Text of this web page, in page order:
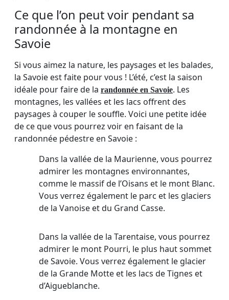
Ce que l’on peut voir pendant sa
randonnée à la montagne en
Savoie
Si vous aimez la nature, les paysages et les balades,
la Savoie est faite pour vous ! L’été, c’est la saison
idéale pour faire de la randonnée en Savoie. Les
montagnes, les vallées et les lacs offrent des
paysages à couper le souffle. Voici une petite idée
de ce que vous pourrez voir en faisant de la
randonnée pédestre en Savoie :
Dans la vallée de la Maurienne, vous pourrez
admirer les montagnes environnantes,
comme le massif de l’Oisans et le mont Blanc.
Vous verrez également le parc et les glaciers
de la Vanoise et du Grand Casse.
Dans la vallée de la Tarentaise, vous pourrez
admirer le mont Pourri, le plus haut sommet
de Savoie. Vous verrez également le glacier
de la Grande Motte et les lacs de Tignes et
d’Aigueblanche.